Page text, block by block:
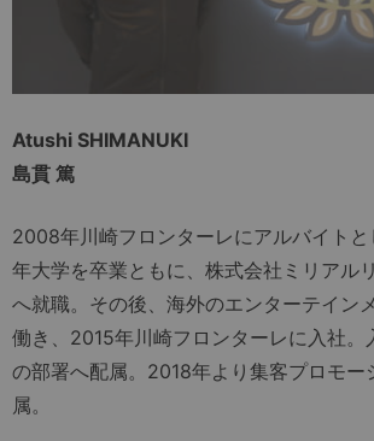
Atushi SHIMANUKI
島貫 篤
2008年川崎フロンターレにアルバイト
年大学を卒業ともに、株式会社ミリアル
へ就職。その後、海外のエンターテイン
働き、2015年川崎フロンターレに入社。
の部署へ配属。2018年より集客プロモー
属。